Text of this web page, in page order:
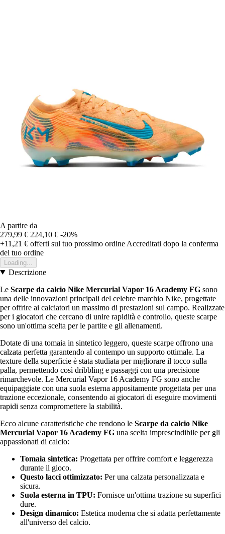
A partire da
279,99 € 224,10 € -20%
+11,21 € offerti sul tuo prossimo ordine Accreditati dopo la conferma
del tuo ordine
Loading...
Descrizione
Le Scarpe da calcio Nike Mercurial Vapor 16 Academy FG sono
una delle innovazioni principali del celebre marchio Nike, progettate
per offrire ai calciatori un massimo di prestazioni sul campo. Realizzate
per i giocatori che cercano di unire rapidità e controllo, queste scarpe
sono un'ottima scelta per le partite e gli allenamenti.
Dotate di una tomaia in sintetico leggero, queste scarpe offrono una
calzata perfetta garantendo al contempo un supporto ottimale. La
texture della superficie è stata studiata per migliorare il tocco sulla
palla, permettendo così dribbling e passaggi con una precisione
rimarchevole. Le Mercurial Vapor 16 Academy FG sono anche
equipaggiate con una suola esterna appositamente progettata per una
trazione eccezionale, consentendo ai giocatori di eseguire movimenti
rapidi senza compromettere la stabilità.
Ecco alcune caratteristiche che rendono le Scarpe da calcio Nike
Mercurial Vapor 16 Academy FG una scelta imprescindibile per gli
appassionati di calcio:
Tomaia sintetica: Progettata per offrire comfort e leggerezza
durante il gioco.
Questo lacci ottimizzato: Per una calzata personalizzata e
sicura.
Suola esterna in TPU: Fornisce un'ottima trazione su superfici
dure.
Design dinamico: Estetica moderna che si adatta perfettamente
all'universo del calcio.